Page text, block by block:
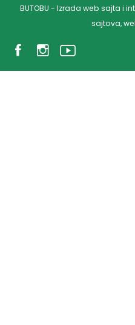
BUTOBU - Izrada web sajta i
sajtova,